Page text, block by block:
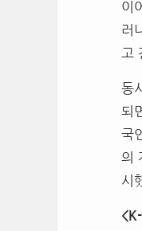
이
러
고
동
되
국
의
시